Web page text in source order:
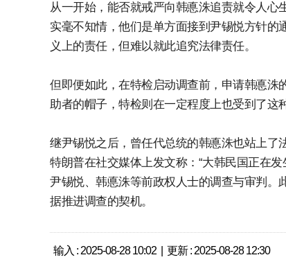
从一开始，能否就戒严向韩悳洙追责就令人
实毫不知情，他们是单方面接到尹锡悦方针
义上的责任，但难以就此追究法律责任。
但即便如此，在特检启动调查前，申请韩悳
助者的帽子，特检则在一定程度上也受到了这
继尹锡悦之后，曾任代总统的韩悳洙也站上
特朗普在社交媒体上发文称：“大韩民国正在
尹锡悦、韩悳洙等前政权人士的调查与审判
据推进调查的契机。
输入 : 2025-08-28 10:02 | 更新 : 2025-08-28 12:30